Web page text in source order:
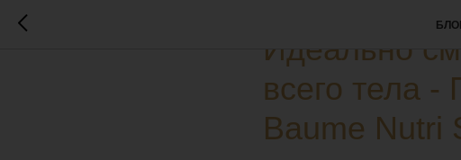
Идеально
всего тела
Baume